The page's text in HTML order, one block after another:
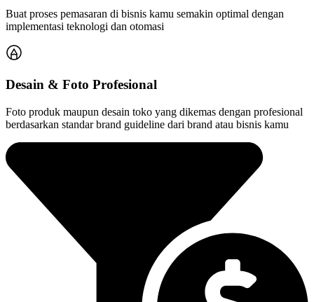
Buat proses pemasaran di bisnis kamu semakin optimal dengan
implementasi teknologi dan otomasi
Desain & Foto Profesional
Foto produk maupun desain toko yang dikemas dengan profesional
berdasarkan standar brand guideline dari brand atau bisnis kamu